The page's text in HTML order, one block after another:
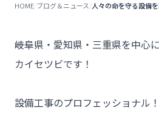
HOME/ブログ＆ニュース/人々の命を守る設備
――岐阜県・愛知県・三重県を中
カイセツビです！
設備工事のプロフェッショナル